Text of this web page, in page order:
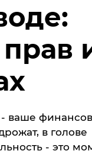
- ваше
в голове
- это